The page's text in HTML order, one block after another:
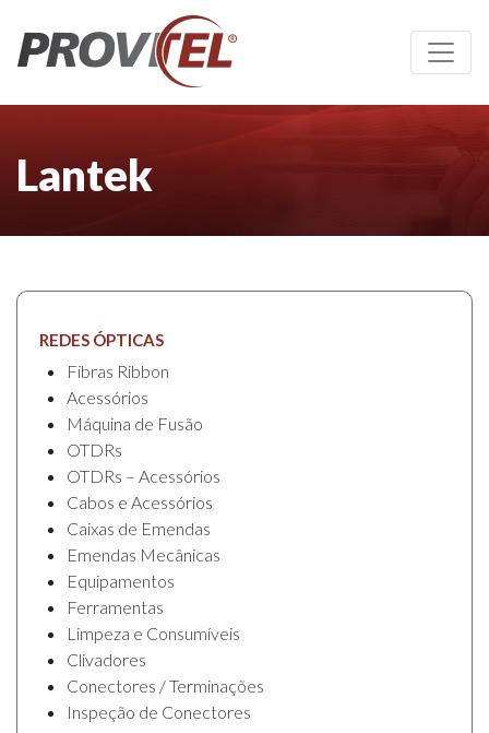
Lantek
REDES ÓPTICAS
Fibras Ribbon
Acessórios
Máquina de Fusão
OTDRs
OTDRs – Acessórios
Cabos e Acessórios
Caixas de Emendas
Emendas Mecânicas
Equipamentos
Ferramentas
Limpeza e Consumíveis
Clivadores
Conectores / Terminações
Inspeção de Conectores